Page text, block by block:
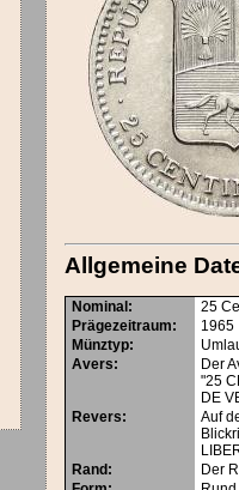
Allgemeine
Nominal :
25
Prägezeitraum:
1965
Münztyp:
Avers:
Der
"25
DE
Revers:
Auf
Rand :
Der